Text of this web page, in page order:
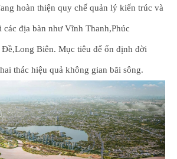
hoàn thiện quy chế quản lý kiến trúc và
các địa bàn như Vĩnh Thanh,Phúc
Biên. Mục tiêu để ổn định đời
thác hiệu quả không gian bãi sông.